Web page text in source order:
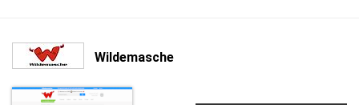
Wildemasche